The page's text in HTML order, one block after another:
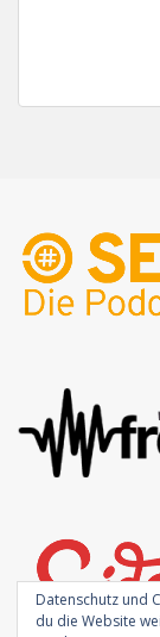
Datenschutz und
du die Website